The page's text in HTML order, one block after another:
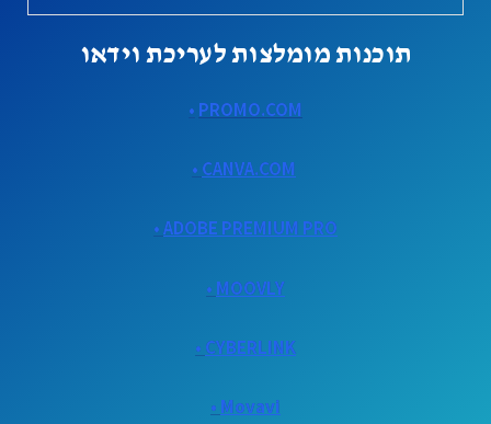
תוכנות מומלצות לעריכת וידאו
PROMO.COM
•
CANVA.COM
•
ADOBE PREMIUM PRO
•
MOOVLY
•
CYBERLINK
•
Movavi
•